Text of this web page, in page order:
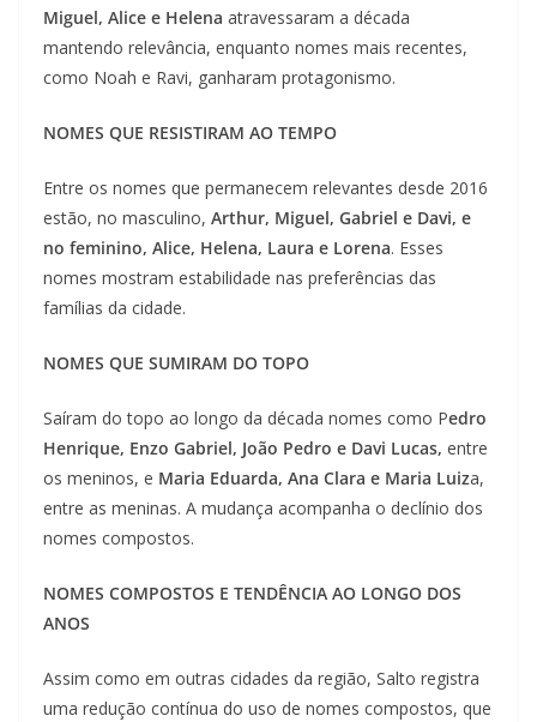
Miguel, Alice e Helena atravessaram a década
mantendo relevância, enquanto nomes mais recentes,
como Noah e Ravi, ganharam protagonismo.
NOMES QUE RESISTIRAM AO TEMPO
Entre os nomes que permanecem relevantes desde 2016
estão, no masculino, Arthur, Miguel, Gabriel e Davi, e
no feminino, Alice, Helena, Laura e Lorena. Esses
nomes mostram estabilidade nas preferências das
famílias da cidade.
NOMES QUE SUMIRAM DO TOPO
Saíram do topo ao longo da década nomes como Pedro
Henrique, Enzo Gabriel, João Pedro e Davi Lucas, entre
os meninos, e Maria Eduarda, Ana Clara e Maria Luiza,
entre as meninas. A mudança acompanha o declínio dos
nomes compostos.
NOMES COMPOSTOS E TENDÊNCIA AO LONGO DOS
ANOS
Assim como em outras cidades da região, Salto registra
uma redução contínua do uso de nomes compostos, que